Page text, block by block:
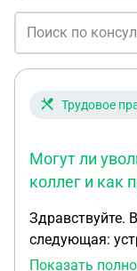
Трудовое
Могут ли
коллег и как
Здравствуйте.
следующая:
из банком. Был оформлен
Показать